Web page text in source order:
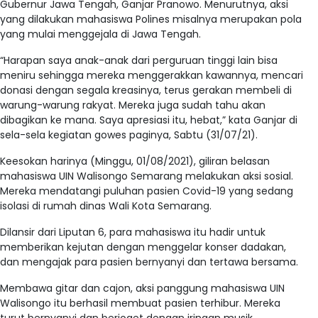
Gubernur Jawa Tengah, Ganjar Pranowo. Menurutnya, aksi
yang dilakukan mahasiswa Polines misalnya merupakan pola
yang mulai menggejala di Jawa Tengah.
“Harapan saya anak-anak dari perguruan tinggi lain bisa
meniru sehingga mereka menggerakkan kawannya, mencari
donasi dengan segala kreasinya, terus gerakan membeli di
warung-warung rakyat. Mereka juga sudah tahu akan
dibagikan ke mana. Saya apresiasi itu, hebat,” kata Ganjar di
sela-sela kegiatan gowes paginya, Sabtu (31/07/21).
Keesokan harinya (Minggu, 01/08/2021), giliran belasan
mahasiswa UIN Walisongo Semarang melakukan aksi sosial.
Mereka mendatangi puluhan pasien Covid-19 yang sedang
isolasi di rumah dinas Wali Kota Semarang.
Dilansir dari Liputan 6, para mahasiswa itu hadir untuk
memberikan kejutan dengan menggelar konser dadakan,
dan mengajak para pasien bernyanyi dan tertawa bersama.
Membawa gitar dan cajon, aksi panggung mahasiswa UIN
Walisongo itu berhasil membuat pasien terhibur. Mereka